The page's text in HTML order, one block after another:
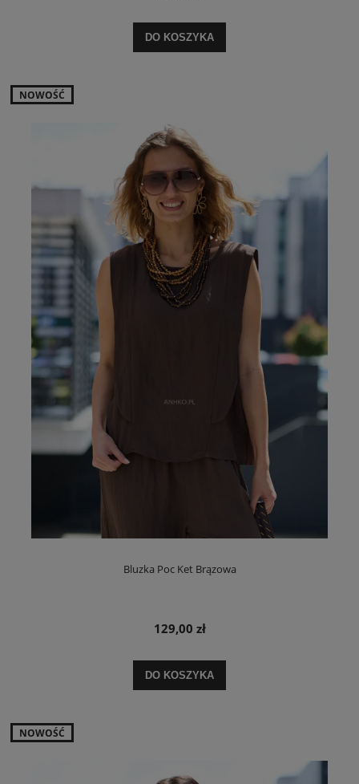
DO KOSZYKA
Bluzka Poc Ket Brązowa
129,00 zł
DO KOSZYKA
NOWOŚĆ
NOWOŚĆ